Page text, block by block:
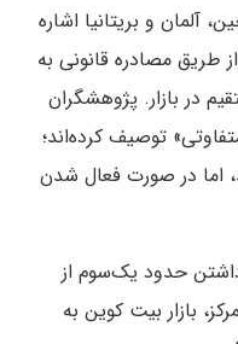
آلمان و بریتانیا اشاره
طریق مصادره‌ قانونی به
در بازار. پژوهشگران
توصیف کرده‌اند؛
اما در صورت فعال شدن
داشتن حدود یک‌سوم از
بازار بیت‌ کوین به